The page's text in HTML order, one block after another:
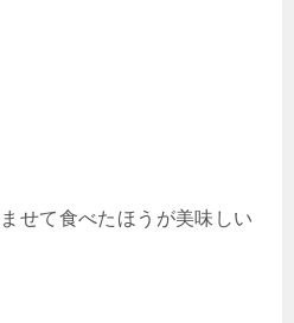
せて食べたほうが美味しい